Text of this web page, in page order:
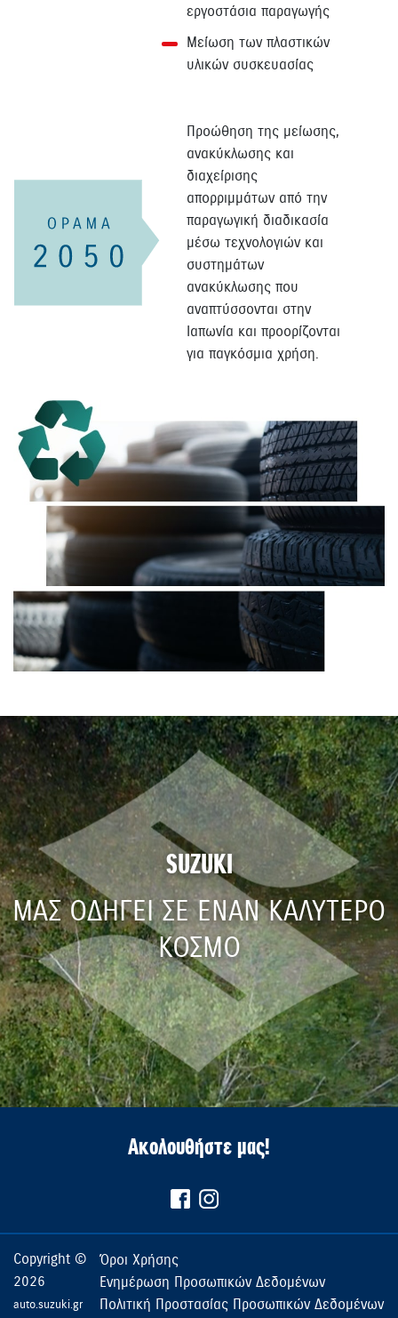
εργοστάσια παραγωγής
Μείωση των πλαστικών
υλικών συσκευασίας
Προώθηση της μείωσης,
ανακύκλωσης και
διαχείρισης
απορριμμάτων από την
παραγωγική διαδικασία
μέσω τεχνολογιών και
συστημάτων
ανακύκλωσης που
αναπτύσσονται στην
Ιαπωνία και προορίζονται
για παγκόσμια χρήση.
SUZUKI
ΜΑΣ ΟΔΗΓΕΙ ΣΕ ΕΝΑΝ ΚΑΛΥΤΕΡΟ
ΚΟΣΜΟ
Ακολουθήστε μας!
Copyright ©
2026
auto.suzuki.gr
Όροι Χρήσης
Ενημέρωση Προσωπικών Δεδομένων
Πολιτική Προστασίας Προσωπικών Δεδομένων